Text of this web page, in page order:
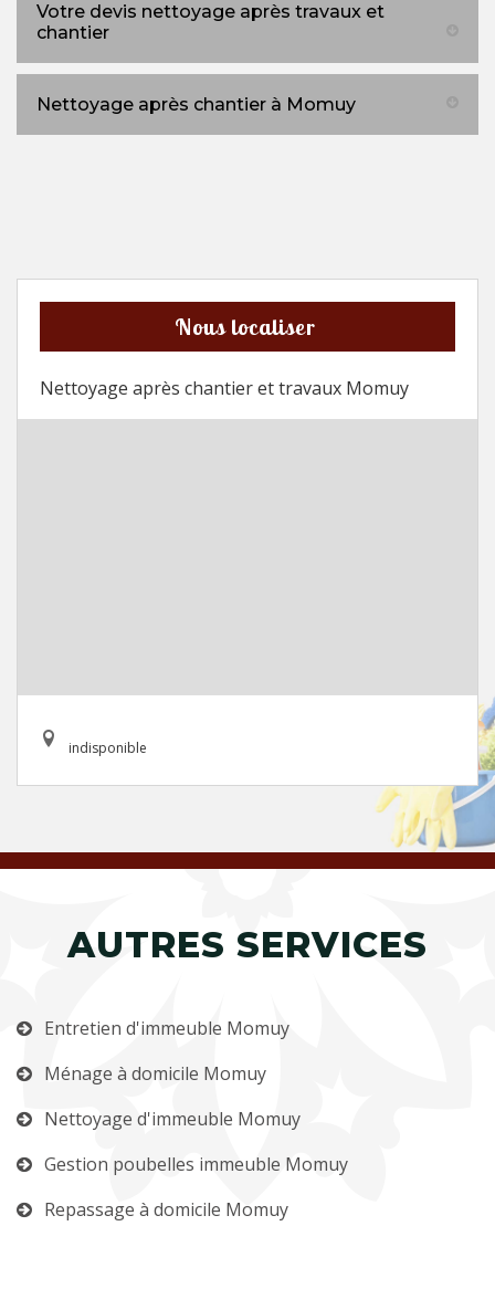
Votre devis nettoyage après travaux et
chantier
Nettoyage après chantier à Momuy
Nous localiser
Nettoyage après chantier et travaux Momuy
indisponible
AUTRES SERVICES
Entretien d'immeuble Momuy
Ménage à domicile Momuy
Nettoyage d'immeuble Momuy
Gestion poubelles immeuble Momuy
Repassage à domicile Momuy